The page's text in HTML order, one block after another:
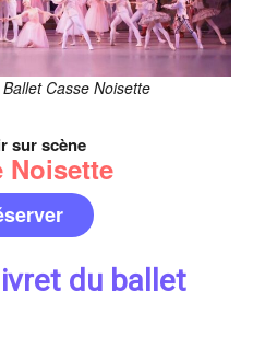
Casse Noisette
sur scène
Noisette
du ballet